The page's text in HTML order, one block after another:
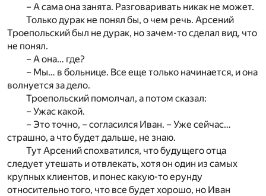
– А сама она занята. Разговаривать никак не может.
Только дурак не понял бы, о чем речь. Арсений
Троепольский был не дурак, но зачем-то сделал вид, что
не понял.
– А она… где?
– Мы… в больнице. Все еще только начинается, и она
волнуется за дело.
Троепольский помолчал, а потом сказал:
– Ужас какой.
– Это точно, – согласился Иван. – Уже сейчас…
страшно, а что будет дальше, не знаю.
Тут Арсений спохватился, что будущего отца
следует утешать и отвлекать, хотя он один из самых
крупных клиентов, и понес какую-то ерунду
относительно того, что все будет хорошо, но Иван